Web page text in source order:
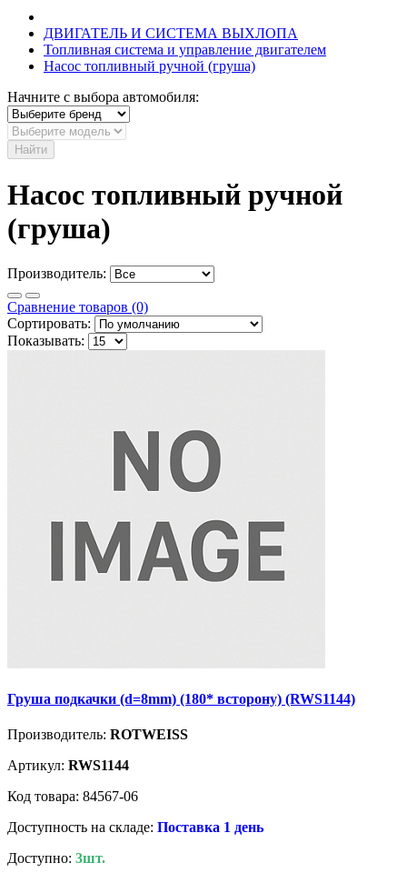
ДВИГАТЕЛЬ И СИСТЕМА ВЫХЛОПА
Топливная система и управление двигателем
Насос топливный ручной (груша)
Начните с выбора автомобиля:
Найти
Насос топливный ручной
(груша)
Производитель:
Сравнение товаров (0)
Сортировать:
Показывать:
Груша подкачки (d=8mm) (180* всторону) (RWS1144)
Производитель: ROTWEISS
Артикул: RWS1144
Код товара: 84567-06
Доступность на складе: Поставка 1 день
Доступно: 3шт.